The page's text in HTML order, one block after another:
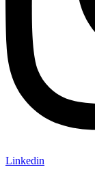
Linkedin